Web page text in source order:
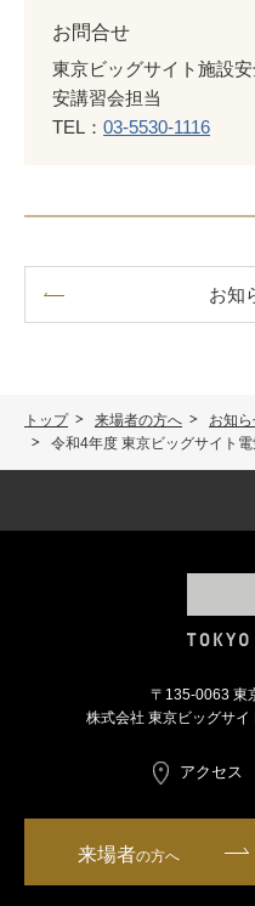
お問合せ
東京ビッグサイト施設
安講習会担当
TEL： 03-5530-1116
お知
トップ 来場者の方へ お知
令和4年度 東京ビッグサイト
〒135-0063 東
株式会社 東京ビッグサイ
アクセス
来場者の方へ